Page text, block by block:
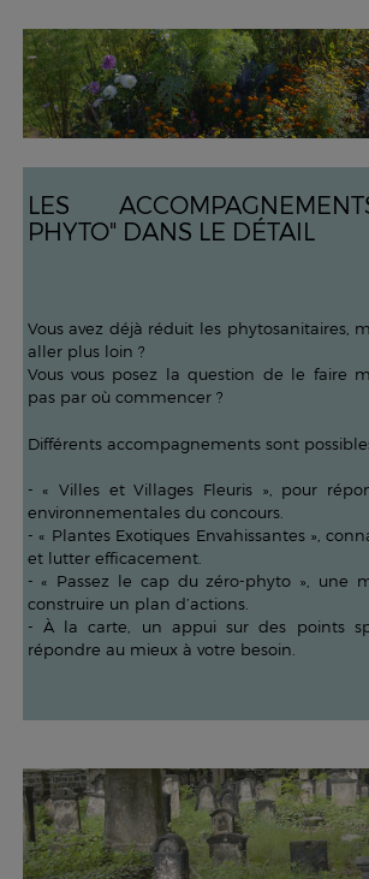
LES
PHYTO" DANS LE DÉTAIL
Vous avez déjà réduit les phytosanitaires,
aller plus loin ?
Vous vous posez la question de le faire
pas par où commencer ?
Différents accompagnements sont
- « Villes et Villages Fleuris », pour
environnementales du concours.
- « Plantes Exotiques Envahissantes »,
et lutter efficacement.
- « Passez le cap du zéro-phyto », une
construire un plan d’actions.
- À la carte, un appui sur des points
répondre au mieux à votre besoin.